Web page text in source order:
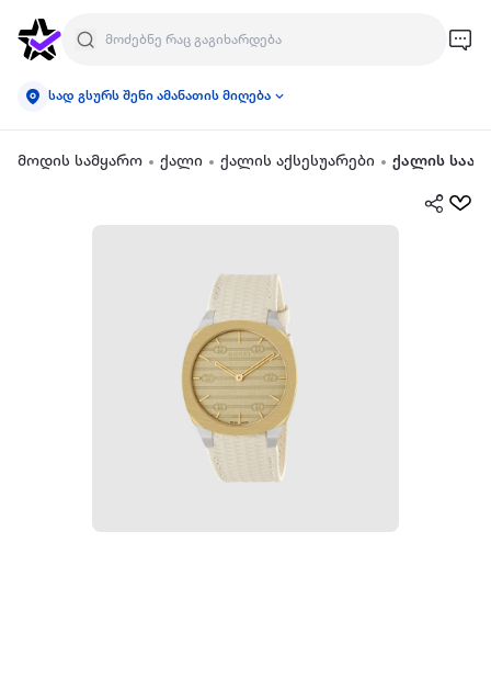
სად გსურს შენი ამანათის მიღება
მოდის სამყარო ქალი ქალის აქსესუარები ქალის